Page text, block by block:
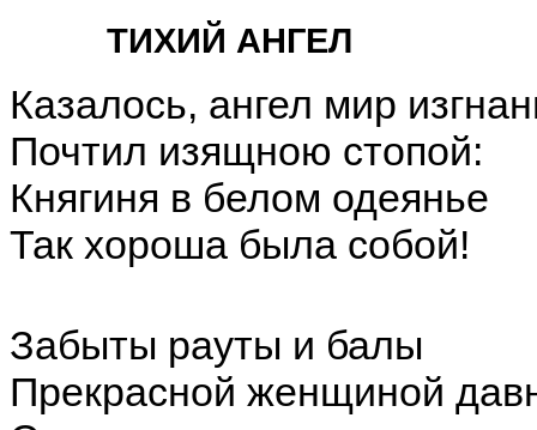
ТИХИЙ АНГЕЛ
Казалось, ангел мир
Почтил изящною стопой:
Княгиня в белом одеянье
Так хороша была собой!
Забыты рауты и балы
Прекрасной женщиной